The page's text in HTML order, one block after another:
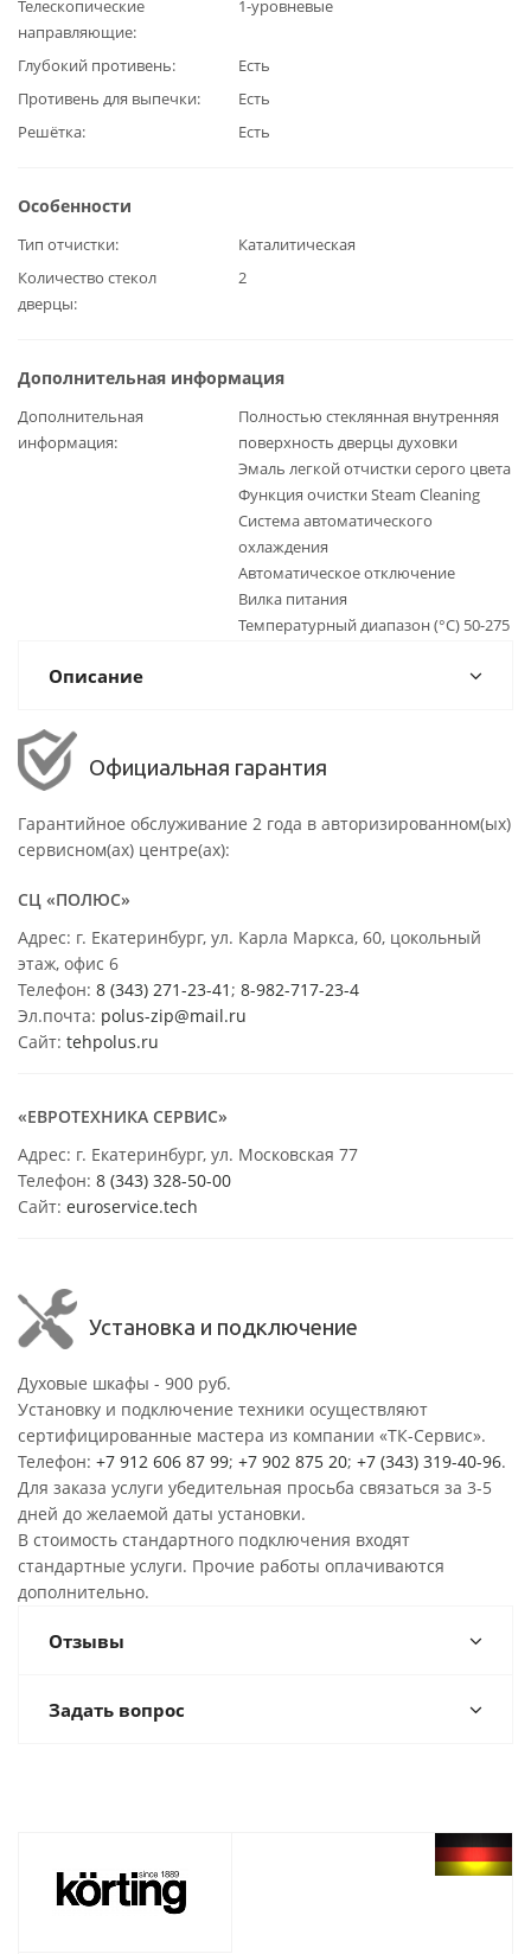
Телескопические
направляющие
1-уровневые
Глубокий противень
Есть
Противень для выпечки
Есть
Решётка
Есть
Особенности
Тип отчистки
Каталитическая
Количество стекол
дверцы
2
Дополнительная информация
Дополнительная
информация
Полностью стеклянная внутренняя
поверхность дверцы духовки
Эмаль легкой отчистки серого цвета
Функция очистки Steam Cleaning
Система автоматического
охлаждения
Автоматическое отключение
Вилка питания
Температурный диапазон (°C) 50-275
Описание
Официальная гарантия
Гарантийное обслуживание 2 года в авторизированном(ых)
сервисном(ах) центре(ах):
СЦ «ПОЛЮС»
Адрес: г. Екатеринбург, ул. Карла Маркса, 60, цокольный
этаж, офис 6
Телефон: 8 (343) 271-23-41 ; 8-982-717-23-4
Эл.почта: polus-zip@mail.ru
Сайт: tehpolus.ru
«ЕВРОТЕХНИКА СЕРВИС»
Адрес: г. Екатеринбург, ул. Московская 77
Телефон: 8 (343) 328-50-00
Сайт: euroservice.tech
Установка и подключение
Духовые шкафы - 900 руб.
Установку и подключение техники осуществляют
сертифицированные мастера из компании «ТК-Сервис».
Телефон: +7 912 606 87 99; +7 902 875 20; +7 (343) 319-40-96.
Для заказа услуги убедительная просьба связаться за 3-5
дней до желаемой даты установки.
В стоимость стандартного подключения входят
стандартные услуги. Прочие работы оплачиваются
дополнительно.
Отзывы
Задать вопрос